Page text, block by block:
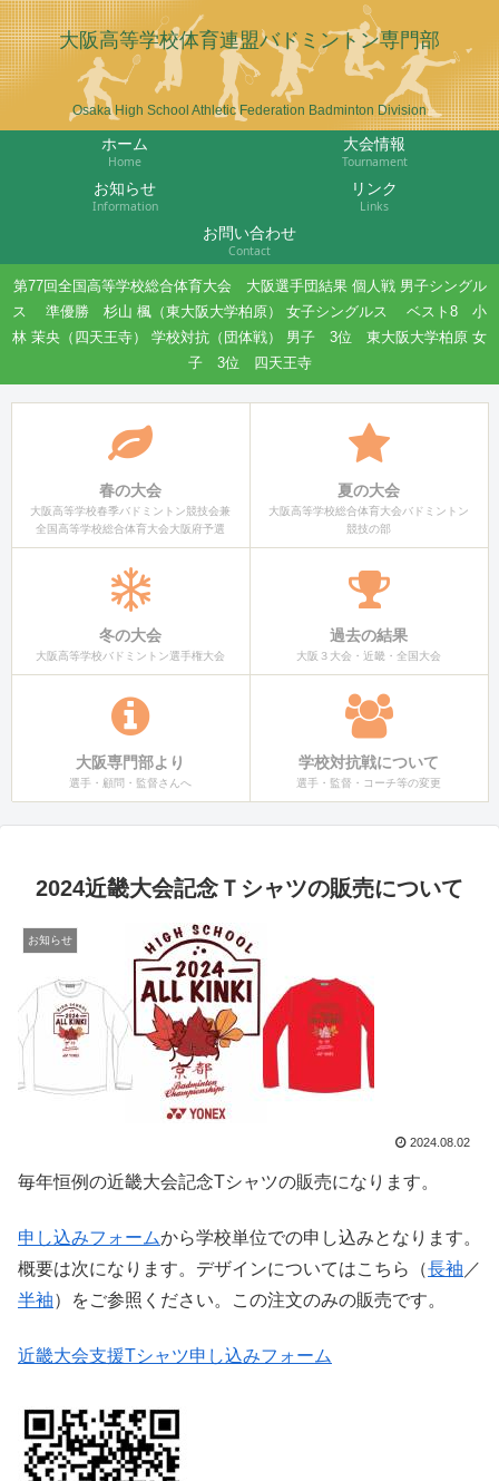
大阪高等学校体育連盟バドミントン専門部
Osaka High School Athletic Federation Badminton Division
ホーム
Home
大会情報
Tournament
お知らせ
Information
リンク
Links
お問い合わせ
Contact
第77回全国高等学校総合体育大会 大阪選手団結果 個人戦 男子シングル
ス 準優勝 杉山 楓（東大阪大学柏原） 女子シングルス ベスト8 小
林 茉央（四天王寺） 学校対抗（団体戦） 男子 3位 東大阪大学柏原 女
子 3位 四天王寺
春の大会
大阪高等学校春季バドミントン競技会兼
全国高等学校総合体育大会大阪府予選
夏の大会
大阪高等学校総合体育大会バドミントン
競技の部
冬の大会
大阪高等学校バドミントン選手権大会
過去の結果
大阪３大会・近畿・全国大会
大阪専門部より
選手・顧問・監督さんへ
学校対抗戦について
選手・監督・コーチ等の変更
2024近畿大会記念Ｔシャツの販売について
お知らせ
2024.08.02
毎年恒例の近畿大会記念Tシャツの販売になります。
申し込みフォームから学校単位での申し込みとなります。
概要は次になります。デザインについてはこちら（長袖 ／
半袖）をご参照ください。この注文のみの販売です。
近畿大会支援Tシャツ申し込みフォーム